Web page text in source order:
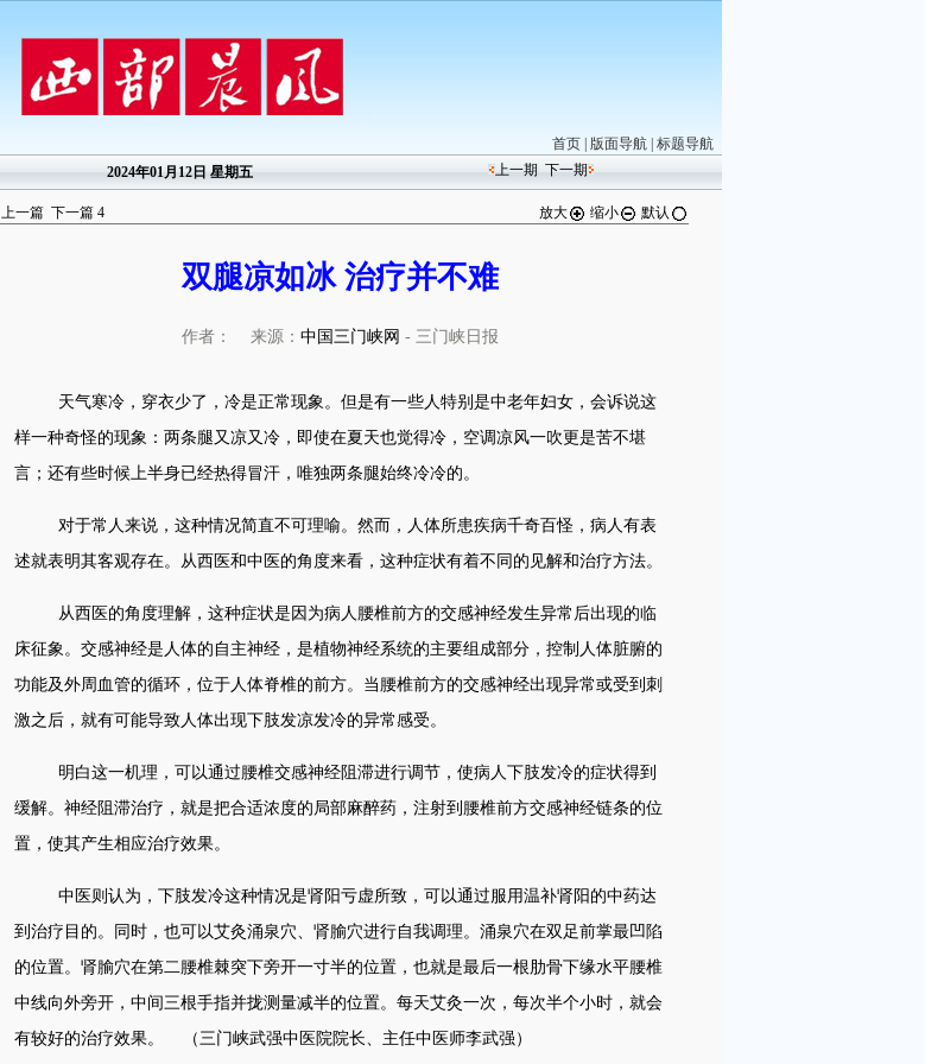
首页 版面导航 标题导航
2024年01月12日 星期五
上一期 下一期
上一篇 下一篇 4 放大 缩小 默认
双腿凉如冰 治疗并不难
作者： 来源： 中国三门峡网 - 三门峡日报
天气寒冷，穿衣少了，冷是正常现象。但是有一些人特别是中老年妇女，会诉说这
样一种奇怪的现象：两条腿又凉又冷，即使在夏天也觉得冷，空调凉风一吹更是苦不堪
言；还有些时候上半身已经热得冒汗，唯独两条腿始终冷冷的。
对于常人来说，这种情况简直不可理喻。然而，人体所患疾病千奇百怪，病人有表
述就表明其客观存在。从西医和中医的角度来看，这种症状有着不同的见解和治疗方法。
从西医的角度理解，这种症状是因为病人腰椎前方的交感神经发生异常后出现的临
床征象。交感神经是人体的自主神经，是植物神经系统的主要组成部分，控制人体脏腑的
功能及外周血管的循环，位于人体脊椎的前方。当腰椎前方的交感神经出现异常或受到刺
激之后，就有可能导致人体出现下肢发凉发冷的异常感受。
明白这一机理，可以通过腰椎交感神经阻滞进行调节，使病人下肢发冷的症状得到
缓解。神经阻滞治疗，就是把合适浓度的局部麻醉药，注射到腰椎前方交感神经链条的位
置，使其产生相应治疗效果。
中医则认为，下肢发冷这种情况是肾阳亏虚所致，可以通过服用温补肾阳的中药达
到治疗目的。同时，也可以艾灸涌泉穴、肾腧穴进行自我调理。涌泉穴在双足前掌最凹陷
的位置。肾腧穴在第二腰椎棘突下旁开一寸半的位置，也就是最后一根肋骨下缘水平腰椎
中线向外旁开，中间三根手指并拢测量减半的位置。每天艾灸一次，每次半个小时，就会
有较好的治疗效果。 （三门峡武强中医院院长、主任中医师李武强）